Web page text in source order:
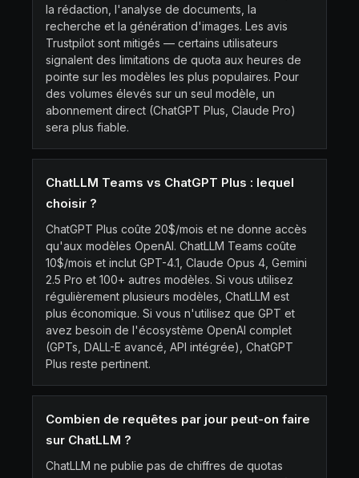
la rédaction, l'analyse de documents, la
recherche et la génération d'images. Les avis
Trustpilot sont mitigés — certains utilisateurs
signalent des limitations de quota aux heures de
pointe sur les modèles les plus populaires. Pour
des volumes élevés sur un seul modèle, un
abonnement direct (ChatGPT Plus, Claude Pro)
sera plus fiable.
ChatLLM Teams vs ChatGPT Plus : lequel
choisir ?
ChatGPT Plus coûte 20$/mois et ne donne accès
qu'aux modèles OpenAI. ChatLLM Teams coûte
10$/mois et inclut GPT-4.1, Claude Opus 4, Gemini
2.5 Pro et 100+ autres modèles. Si vous utilisez
régulièrement plusieurs modèles, ChatLLM est
plus économique. Si vous n'utilisez que GPT et
avez besoin de l'écosystème OpenAI complet
(GPTs, DALL-E avancé, API intégrée), ChatGPT
Plus reste pertinent.
Combien de requêtes par jour peut-on faire
sur ChatLLM ?
ChatLLM ne publie pas de chiffres de quotas